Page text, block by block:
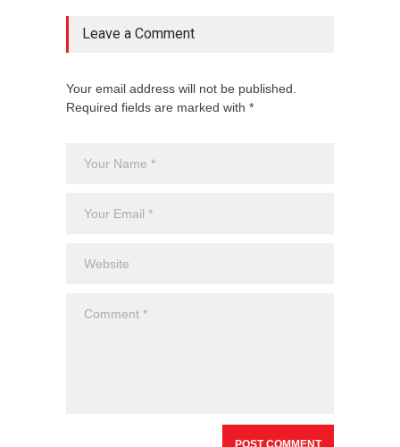
Leave a Comment
Your email address will not be published.
Required fields are marked with *